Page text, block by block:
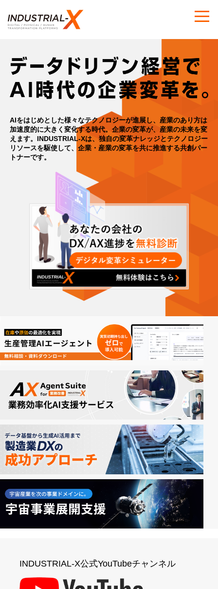
AIをはじめとした様々なテクノロジーが進展し、産業のあり方は
加速度的に大きく変化する時代。 企業の変革が、産業の未来を変
えます。 INDUSTRIAL-Xは、独自の変革ナレッジとテクノロジー
リソースを駆使して、 企業・産業の変革を共に推進する共創パー
トナーです。
INDUSTRIAL-X公式YouTubeチャンネル